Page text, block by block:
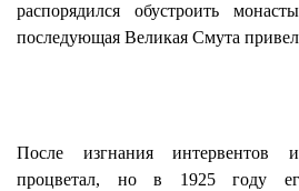
распорядился обустроить
последующая Великая Смута
После изгнания интервентов
процветал, но в 1925 году